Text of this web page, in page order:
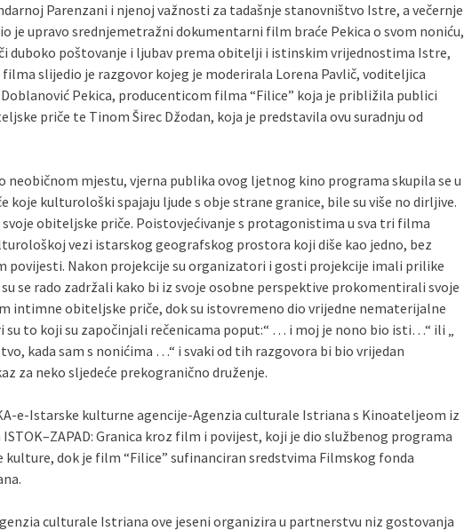
Parenzani i njenoj važnosti za tadašnje stanovništvo Istre, a večernje
je upravo srednjemetražni dokumentarni film braće Pekica o svom noniću,
duboko poštovanje i ljubav prema obitelji i istinskim vrijednostima Istre,
slijedio je razgovor kojeg je moderirala Lorena Pavlič, voditeljica
Pekica, producenticom filma “Filice” koja je približila publici
priče te Tinom Širec Džodan, koja je predstavila ovu suradnju od
neobičnom mjestu, vjerna publika ovog ljetnog kino programa skupila se u
koje kulturološki spajaju ljude s obje strane granice, bile su više no dirljive.
obiteljske priče. Poistovjećivanje s protagonistima u sva tri filma
vezi istarskog geografskog prostora koji diše kao jedno, bez
povijesti. Nakon projekcije su organizatori i gosti projekcije imali prilike
se rado zadržali kako bi iz svoje osobne perspektive prokomentirali svoje
intimne obiteljske priče, dok su istovremeno dio vrijedne nematerijalne
su to koji su započinjali rečenicama poput:“ … i moj je nono bio isti…“ ili „
kada sam s nonićima …“ i svaki od tih razgovora bi bio vrijedan
za neko sljedeće prekogranično druženje.
e-Istarske kulturne agencije-Agenzia culturale Istriana s Kinoateljeom iz
Granica kroz film i povijest, koji je dio službenog programa
kulture, dok je film “Filice” sufinanciran sredstvima Filmskog fonda
culturale Istriana ove jeseni organizira u partnerstvu niz gostovanja